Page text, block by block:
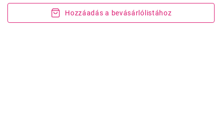
Hozzáadás a bevásárlólistához